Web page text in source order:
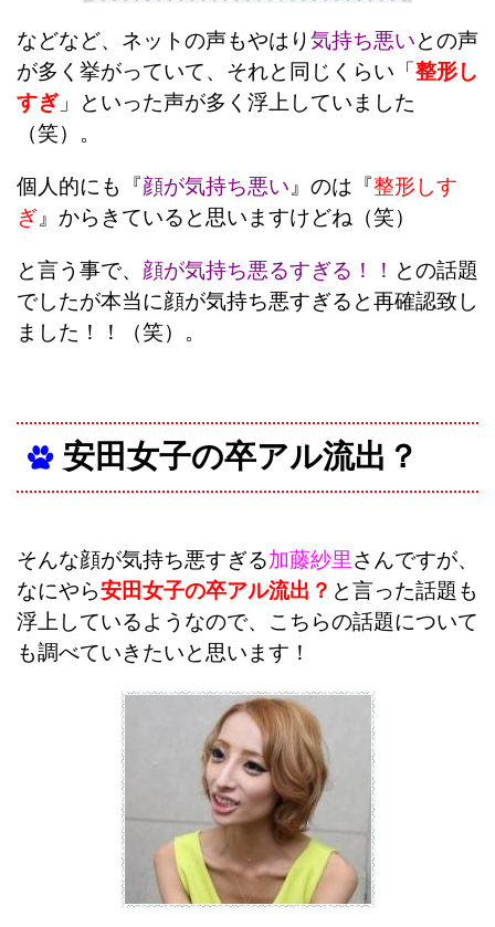
などなど、ネットの声もやはり気持ち悪いとの声
が多く挙がっていて、それと同じくらい「 整形し
すぎ 」といった声が多く浮上していました
（笑）。
個人的にも『顔が気持ち悪い』のは『整形しす
ぎ』からきていると思いますけどね（笑）
と言う事で、 顔が気持ち悪るすぎる！！ との話題
でしたが本当に顔が気持ち悪すぎると再確認致し
ました！！（笑）。
安田女子の卒アル流出？
そんな顔が気持ち悪すぎる加藤紗里さんですが、
なにやら安田女子の卒アル流出？ と言った話題も
浮上しているようなので、こちらの話題について
も調べていきたいと思います！